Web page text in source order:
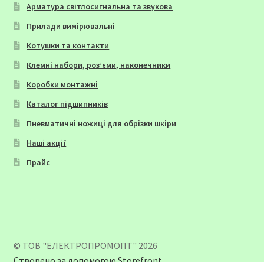
Арматура світлосигнальна та звукова
Прилади вимірювальні
Котушки та контакти
Клемні набори, роз’єми, наконечники
Коробки монтажні
Каталог підшипників
Пневматичні ножиці для обрізки шкіри
Наші акції
Прайс
© ТОВ "ЕЛЕКТРОПРОМОПТ" 2026